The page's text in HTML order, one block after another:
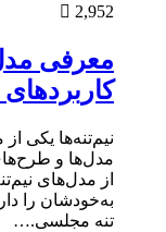
2,952
معرفی
کاربردهای
نیم‌تنه‌ها یکی
مدل‌ها و
از مدل‌های
به‌خودشان را
تنه مجلسی.…